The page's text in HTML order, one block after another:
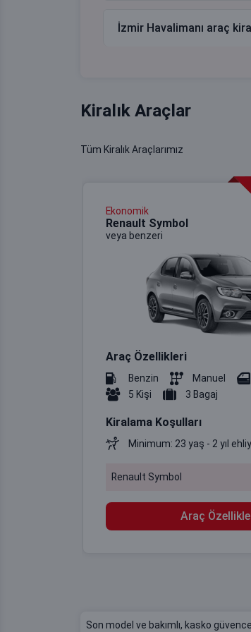
İzmir Havalimanı araç
Kiralık Araçlar
Tüm Kiralık Araçlarımız
Ekonomik
Renault Symbol
veya benzeri
Araç Özellikleri
Benzin Manuel
5 Kişi
3 Bagaj
Kiralama Koşulları
Minimum: 23 yaş - 2 yıl
Renault Symbol
Araç
Son model ve bakımlı, kasko